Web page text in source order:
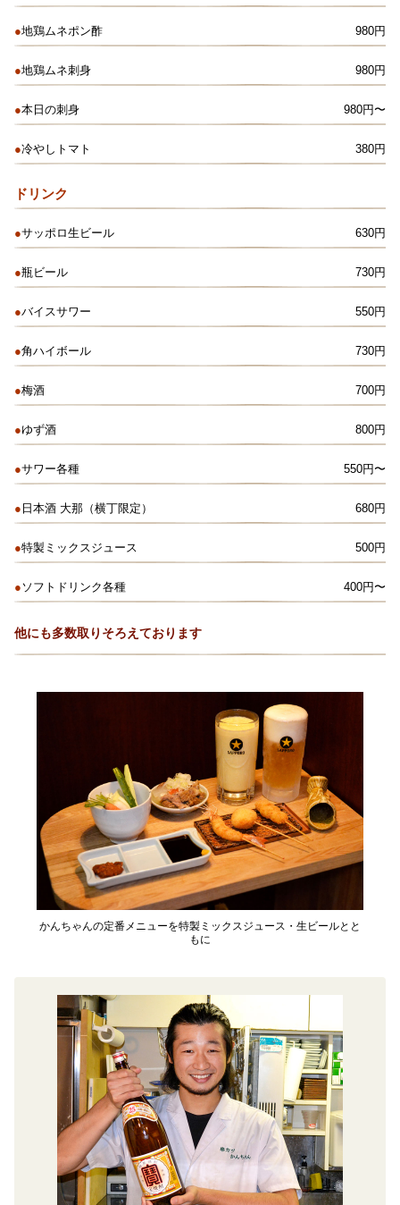
●地鶏ムネポン酢 980円
●地鶏ムネ刺身 980円
●本日の刺身 980円〜
●冷やしトマト 380円
ドリンク
●サッポロ生ビール 630円
●瓶ビール 730円
●バイスサワー 550円
●角ハイボール 730円
●梅酒 700円
●ゆず酒 800円
●サワー各種 550円〜
● 日本酒 大那（横丁限定） 680円
●特製ミックスジュース 500円
● ソフトドリンク各種 400円〜
他にも多数取りそろえております
かんちゃんの定番メニューを特製ミックスジュース・生ビールとと
もに